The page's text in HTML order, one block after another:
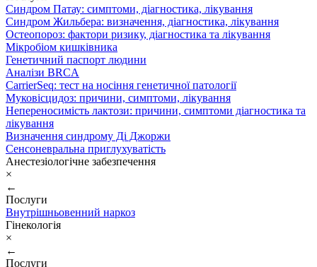
Синдром Патау: симптоми, дiагностика, лiкування
Синдром Жильбера: визначення, діагностика, лікування
Остеопороз: фактори ризику, діагностика та лікування
Мікробіом кишківника
Генетичний паспорт людини
Аналізи BRCA
CarrierSeq: тест на носіння генетичної патології
Муковісцидоз: причини, симптоми, лікування
Непереносимість лактози: причини, симптоми діагностика та
лікування
Визначення синдрому Ді Джоржи
Сенсоневральна приглухуватість
Анестезіологічне забезпечення
×
←
Послуги
Внутрішньовенний наркоз
Гінекологія
×
←
Послуги